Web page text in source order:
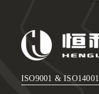
ISO9001 & ISO14001